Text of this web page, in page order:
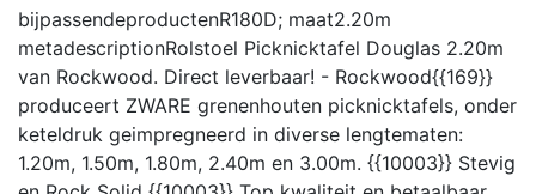
bijpassendeproductenR180D; maat2.20m
metadescriptionRolstoel Picknicktafel Douglas 2.20m
van Rockwood. Direct leverbaar! - Rockwood{{169}}
produceert ZWARE grenenhouten picknicktafels, onder
keteldruk geimpregneerd in diverse lengtematen:
1.20m, 1.50m, 1.80m, 2.40m en 3.00m. {{10003}} Stevig